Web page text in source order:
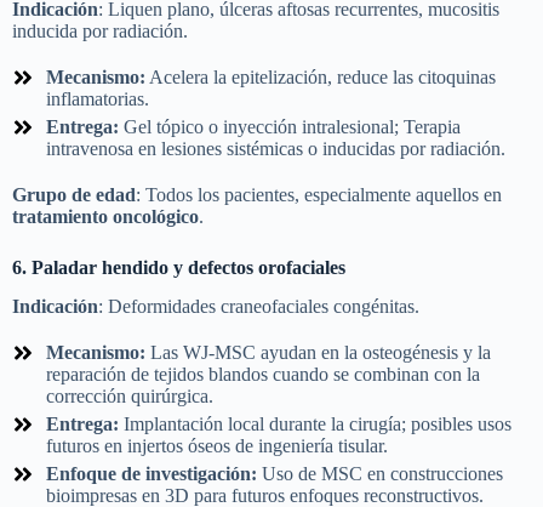
Indicación: Liquen plano, úlceras aftosas recurrentes, mucositis
inducida por radiación.
Mecanismo: Acelera la epitelización, reduce las citoquinas
inflamatorias.
Entrega: Gel tópico o inyección intralesional; Terapia
intravenosa en lesiones sistémicas o inducidas por radiación.
Grupo de edad: Todos los pacientes, especialmente aquellos en
tratamiento oncológico.
6. Paladar hendido y defectos orofaciales
Indicación: Deformidades craneofaciales congénitas.
Mecanismo: Las WJ-MSC ayudan en la osteogénesis y la
reparación de tejidos blandos cuando se combinan con la
corrección quirúrgica.
Entrega: Implantación local durante la cirugía; posibles usos
futuros en injertos óseos de ingeniería tisular.
Enfoque de investigación: Uso de MSC en construcciones
bioimpresas en 3D para futuros enfoques reconstructivos.